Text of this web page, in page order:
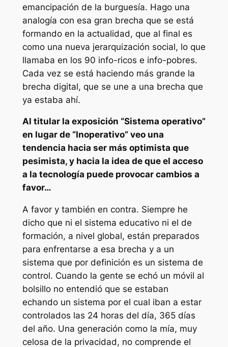
emancipación de la burguesía. Hago una
analogía con esa gran brecha que se está
formando en la actualidad, que al final es
como una nueva jerarquización social, lo que
llamaba en los 90 info-ricos e info-pobres.
Cada vez se está haciendo más grande la
brecha digital, que se une a una brecha que
ya estaba ahí.
Al titular la exposición “Sistema operativo”
en lugar de “Inoperativo” veo una
tendencia hacia ser más optimista que
pesimista, y hacia la idea de que el acceso
a la tecnología puede provocar cambios a
favor…
A favor y también en contra. Siempre he
dicho que ni el sistema educativo ni el de
formación, a nivel global, están preparados
para enfrentarse a esa brecha y a un
sistema que por definición es un sistema de
control. Cuando la gente se echó un móvil al
bolsillo no entendió que se estaban
echando un sistema por el cual iban a estar
controlados las 24 horas del día, 365 días
del año. Una generación como la mía, muy
celosa de la privacidad, no comprende el